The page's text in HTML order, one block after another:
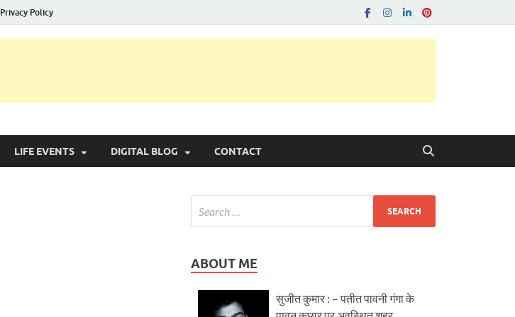
Privacy Policy
LIFE EVENTS DIGITAL BLOG CONTACT
ABOUT ME
सुजीत कुमार : – पतीत पावनी गंगा के